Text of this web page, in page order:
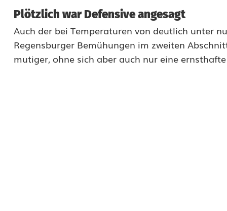
n
u
r
e
Plötzlich war Defensive angesagt
Auch der bei Temperaturen von deutlich unter
Regensburger Bemühungen im zweiten
mutiger, ohne sich aber auch nur eine